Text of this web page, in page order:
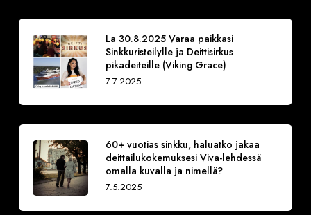
La 30.8.2025 Varaa paikkasi
Sinkkuristeilylle ja Deittisirkus
pikadeiteille (Viking Grace)
7.7.2025
60+ vuotias sinkku, haluatko jakaa
deittailukokemuksesi Viva-lehdessä
omalla kuvalla ja nimellä?
7.5.2025